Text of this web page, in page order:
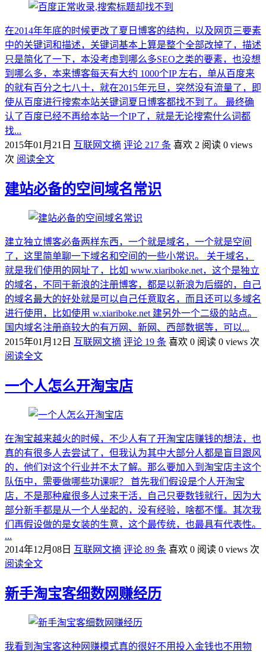
在2014年年底的时候更改了夏日博客的结构，以及网页三要素
中的关键词和描述，关键词基本上算是整个全部改掉了，描述
只是简化了一下，本没考虑到哪么多SEO之类的要素，也没想
到哪么多，本来博客每天有大约 1000个IP 左右，单从百度来
的就有百分之七八十，就在2015年元旦，突然没有流量了，即
使从百度进行搜索本站关键词夏日博客都找不到了。 最终确
认了百度已经不再给本站一个IP了，就是无论搜索什么词都
找...
2015年01月21日 互联网文摘 评论 217 条 喜欢 2 阅读 0 views
次 阅读全文
建站必备的空间域名常识
建立独立博客必备两样东西，一个就是域名，一个就是空间
了，这里简单聊一下域名和空间的一些小常识。 关于域名，
就是我们使用的网址了，比如 www.xiariboke.net，这个是独立
的域名，不同于新浪的注册博客，都是以新浪为后缀的，自己
的域名最大的好处就是可以自己任意取名，而且还可以多域名
进行使用，比如使用 w.xiariboke.net 建另外一个二级的站点。
国内域名注册商较大的有万网、新网、西部数据等，可以...
2015年01月12日 互联网文摘 评论 19 条 喜欢 0 阅读 0 views 次
阅读全文
一个人怎么开淘宝店
在淘宝越来越火的时候，不少人有了开淘宝店赚钱的想法，也
真的有很多人去尝试了，但我认为其中大部分人都是盲目跟风
的，他们对这个行业并不太了解。那么要加入到淘宝店主这个
队伍中，需要做哪些功课呢？ 首先我们假设是个人开淘宝
店，不是那种雇很多人过来干活，自己只要数钱就行，因为大
部分新手都是从一个人坐起的，没有经验，啥都不懂。其次我
们再假设做的是女装的生意，这个最传统，也最具有代表性。
...
2014年12月08日 互联网文摘 评论 89 条 喜欢 0 阅读 0 views 次
阅读全文
新手淘宝客细数网赚经历
我看到淘宝客这种网赚模式真的很好不用投入金钱也不用物